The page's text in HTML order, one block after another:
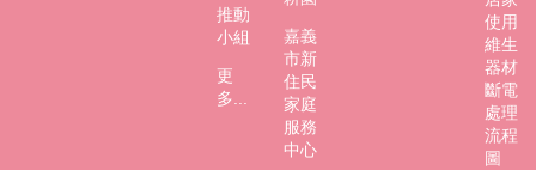
推動
小組
更
多...
嘉義
市新
住民
家庭
服務
中心
使用
維生
器材
斷電
處理
流程
圖